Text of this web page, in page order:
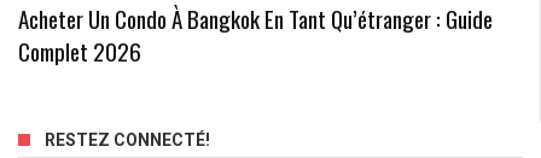
Acheter Un Condo À Bangkok En Tant Qu’étranger : Guide
Complet 2026
RESTEZ CONNECTÉ!